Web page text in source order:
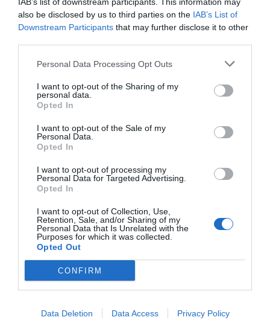
also be disclosed by us to third parties on the IAB’s List of
Downstream Participants that may further disclose it to other
Personal Data Processing Opt Outs
I want to opt-out of the Sharing of my
personal data.
Opted In
I want to opt-out of the Sale of my
Personal Data.
Opted In
I want to opt-out of processing my
Personal Data for Targeted Advertising.
Opted In
I want to opt-out of Collection, Use,
Retention, Sale, and/or Sharing of my
Personal Data that Is Unrelated with the
Purposes for which it was collected.
Opted Out
CONFIRM
Data Deletion Data Access Privacy Policy
αγοράς. Η νέα ουσία δεν υπηρετεί, αλλά υπηρετείται.
Καταδυναστεύει με τις ιδιοτροπίες της. Εθίζει με τη
γεύση της. Υποδουλώνει με την αθόρυβη επιρροή της.
ΜΠΑΛΑ
πανούργα και από τη βιβλική ακόμη εκδοχή τους. Μια
αποπνικτική ατμόσφαιρα περιβάλλει τα καλά κρυμμένα
μυστικά τους, και μόνο ένας άνθρωπος είναι σε θέση να
τα ανακαλύψει: ο ανυποψίαστος Φιλέας Μπουκ, που μια
νύχτα αλλιώτικη απ’ τις άλλες θα κληθεί να λύσει το πιο
σημαντικό σταυρόλεξο που επινοήθηκε ποτέ.
Τι είδε η γυναίκα του Λωτ; Ένα φαντασμαγορικό
ανεπανάληπτη αλληγορία για το φόβο, την αμαρτία και